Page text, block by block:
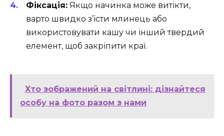
Фіксація: Якщо начинка може витікти,
варто швидко з’їсти млинець або
використовувати кашу чи інший твердий
елемент, щоб закріпити краї.
Хто зображений на світлині: дізнайтеся
особу на фото разом з нами